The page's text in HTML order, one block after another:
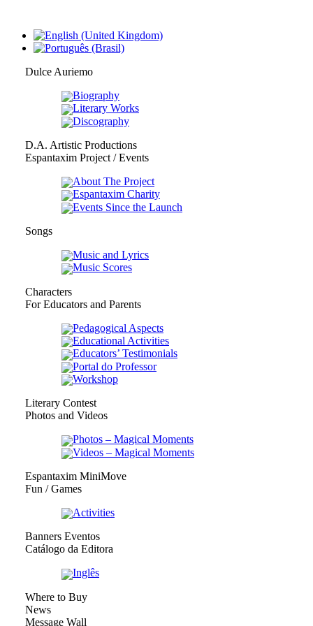
Dulce Auriemo
Biography
Literary Works
Discography
D.A. Artistic Productions
Espantaxim Project / Events
About The Project
Espantaxim Charity
Events Since the Launch
Songs
Music and Lyrics
Music Scores
Characters
For Educators and Parents
Pedagogical Aspects
Educational Activities
Educators’ Testimonials
Portal do Professor
Workshop
Literary Contest
Photos and Videos
Photos – Magical Moments
Videos – Magical Moments
Espantaxim MiniMove
Fun / Games
Activities
Banners Eventos
Catálogo da Editora
Inglês
Where to Buy
News
Message Wall